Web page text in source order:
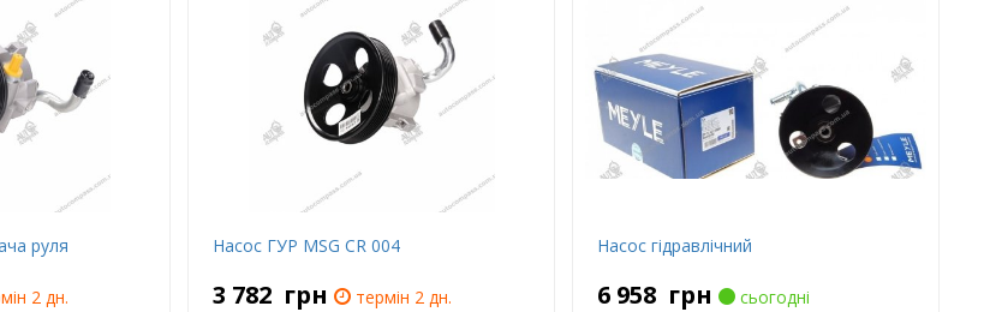
руля
2 дн.
Насос ГУР MSG CR 004
3 782 грн
термін 2 дн.
Насос гідравлічний
6 958 грн
сьогодні